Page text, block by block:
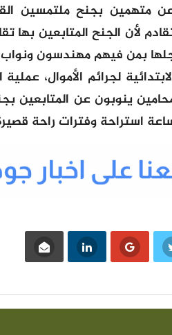
متهمين بجنح ملتمسين
بمن فيهم مهندسون ونواب
لجرائم الأموال،
استراحة وفترات راحة